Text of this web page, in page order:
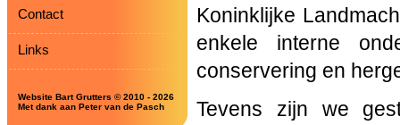
Contact
Links
Website Bart Grutters © 2010 - 2026
Met dank aan Peter van de Pasch
Koninklijke
enkele interne
conservering en
Tevens zijn we